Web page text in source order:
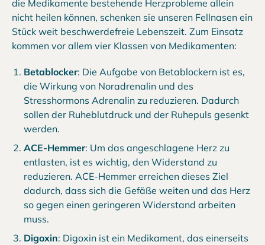
die Medikamente bestehende Herzprobleme allein
nicht heilen können, schenken sie unseren Fellnasen ein
Stück weit beschwerdefreie Lebenszeit. Zum Einsatz
kommen vor allem vier Klassen von Medikamenten:
Betablocker: Die Aufgabe von Betablockern ist es,
die Wirkung von Noradrenalin und des
Stresshormons Adrenalin zu reduzieren. Dadurch
sollen der Ruheblutdruck und der Ruhepuls gesenkt
werden.
ACE-Hemmer: Um das angeschlagene Herz zu
entlasten, ist es wichtig, den Widerstand zu
reduzieren. ACE-Hemmer erreichen dieses Ziel
dadurch, dass sich die Gefäße weiten und das Herz
so gegen einen geringeren Widerstand arbeiten
muss.
Digoxin: Digoxin ist ein Medikament, das einerseits